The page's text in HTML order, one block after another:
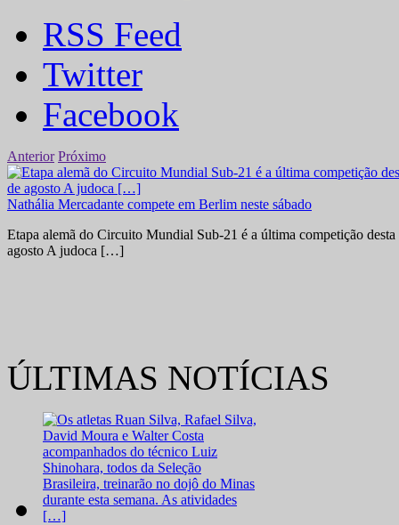
RSS Feed
Twitter
Facebook
Anterior Próximo
Nathália Mercadante compete em Berlim neste sábado
Etapa alemã do Circuito Mundial Sub-21 é a última competição
agosto A judoca […]
ÚLTIMAS NOTÍCIAS